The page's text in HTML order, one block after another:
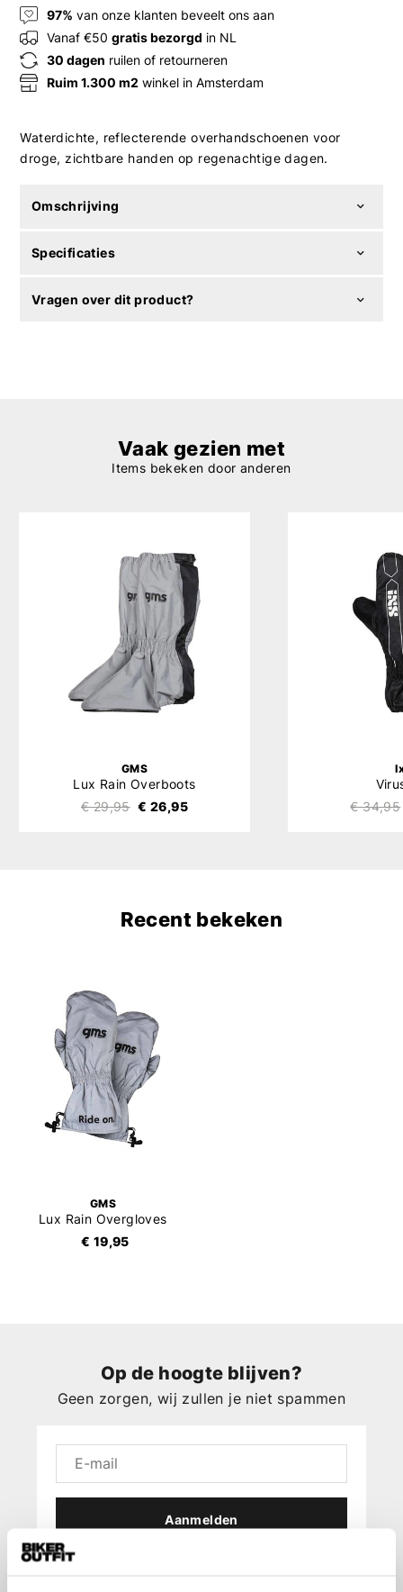
97% van onze klanten beveelt ons aan
Vanaf €50gratis bezorgd in NL
30 dagen ruilen of retourneren
Ruim 1.300 m2 winkel in Amsterdam
Waterdichte, reflecterende overhandschoenen voor
droge, zichtbare handen op regenachtige dagen.
Omschrijving
Specificaties
Vragen over dit product?
Vaak gezien met
Items bekeken door anderen
GMS
Lux Rain Overboots
€ 29,95 € 26,95
€ 34,95
Recent bekeken
GMS
Lux Rain Overgloves
€ 19,95
Op de hoogte blijven?
Geen zorgen, wij zullen je niet spammen
Aanmelden